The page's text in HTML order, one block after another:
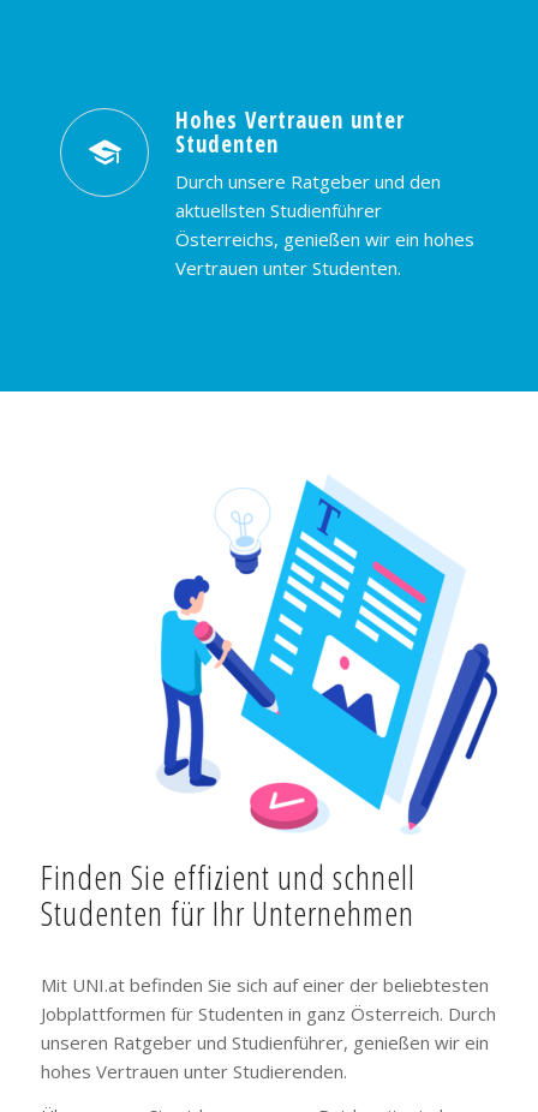
Hohes Vertrauen unter
Studenten
Durch unsere Ratgeber und den
aktuellsten Studienführer
Österreichs, genießen wir ein hohes
Vertrauen unter Studenten.
Finden Sie effizient und schnell
Studenten für Ihr Unternehmen
Mit UNI.at befinden Sie sich auf einer der beliebtesten
Jobplattformen für Studenten in ganz Österreich. Durch
unseren Ratgeber und Studienführer, genießen wir ein
hohes Vertrauen unter Studierenden.